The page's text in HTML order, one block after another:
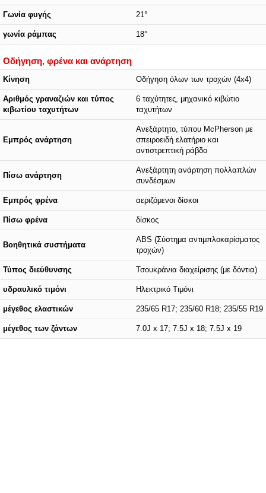
Γωνία φυγής 21°
γωνία ράμπας 18°
Οδήγηση, φρένα και ανάρτηση
Κίνηση Οδήγηση όλων των τροχών (4x4)
Αριθμός γραναζιών και τύπος
κιβωτίου ταχυτήτων
6 ταχύτητες, μηχανικό κιβώτιο
ταχυτήτων
Εμπρός ανάρτηση
Ανεξάρτητο, τύπου McPherson με
σπειροειδή ελατήριο και
αντιστρεπτική ράβδο
Πίσω ανάρτηση
Ανεξάρτητη ανάρτηση πολλαπλών
συνδέσμων
Εμπρός φρένα αεριζόμενοι δίσκοι
Πίσω φρένα δίσκος
Βοηθητικά συστήματα
ABS (Σύστημα αντιμπλοκαρίσματος
τροχών)
Τύπος διεύθυνσης Τσουκράνια διαχείρισης (με δόντια)
υδραυλικό τιμόνι Ηλεκτρικό Τιμόνι
μέγεθος ελαστικών 235/65 R17; 235/60 R18; 235/55 R19
μέγεθος των ζάντων 7.0J x 17; 7.5J x 18; 7.5J x 19